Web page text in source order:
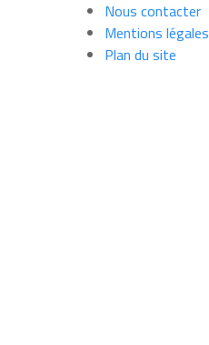
Nous contacter
Mentions légales
Plan du site